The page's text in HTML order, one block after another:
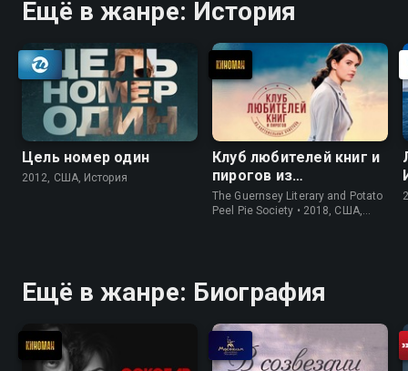
Ещё в жанре: История
Цель номер один
2012, США, История
Клуб любителей книг и
пирогов из
картофельных
очистков
The Guernsey Literary and Potato
Peel Pie Society • 2018, США,
Ещё в жанре: Биография